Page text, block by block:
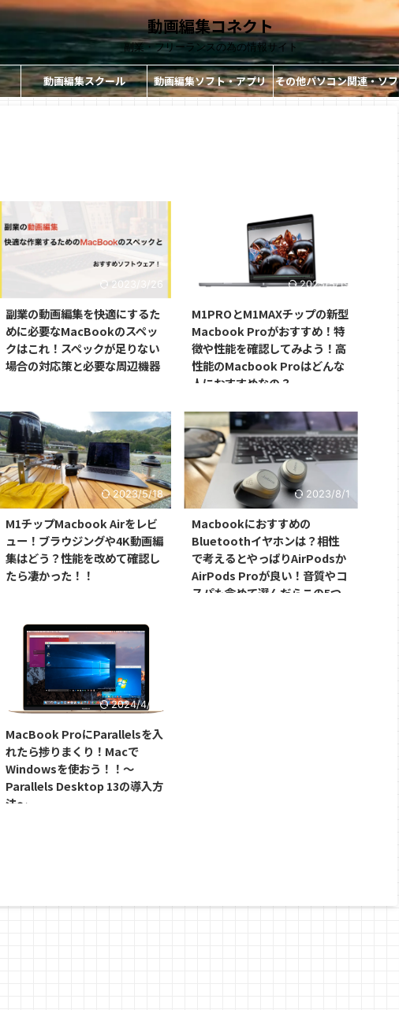
動画編集コネクト
副業・フリーランスの為の情報サイト
動画編集スクール 動画編集ソフト・アプリ その他パソコン関連・ソフ
2023/3/26
副業の動画編集を快適にするた
めに必要なMacBookのスペッ
クはこれ！スペックが足りない
場合の対応策と必要な周辺機器
2025/5/19
M1PROとM1MAXチップの新型
Macbook Proがおすすめ！特
徴や性能を確認してみよう！高
性能のMacbook Proはどんな
人におすすめなの？
2023/5/18
M1チップMacbook Airをレビ
ュー！ブラウジングや4K動画編
集はどう？性能を改めて確認し
たら凄かった！！
2023/8/1
Macbookにおすすめの
Bluetoothイヤホンは？相性
で考えるとやっぱりAirPodsか
AirPods Proが良い！音質やコ
スパも含めて選んだらこの5つ
2024/4/20
MacBook ProにParallelsを入
れたら捗りまくり！Macで
Windowsを使おう！！～
Parallels Desktop 13の導入方
法～